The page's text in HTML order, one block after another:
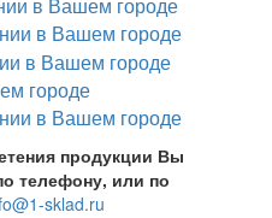
продукции Вы
телефону, или по
sklad.ru